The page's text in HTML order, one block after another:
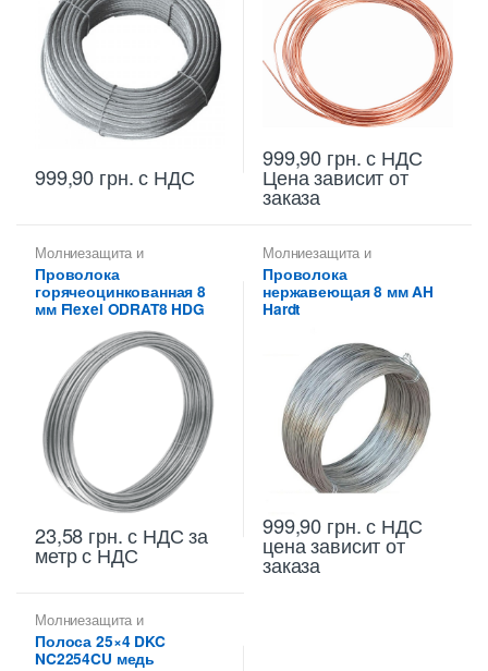
999,90 грн.с НДС
999,90 грн.с НДС
Цена зависит от
заказа
Молниезащита и
заземление,
Пруток-катанка 8 мм
Проволока
горячеоцинкованная 8
мм Flexel ODRAT8 HDG
23,58 грн.с НДС за
метр с НДС
Молниезащита и
заземление,
Пруток-катанка 8 мм
Проволока
нержавеющая 8 мм AH
Hardt
999,90 грн.с НДС
цена зависит от
заказа
Молниезащита и
заземление, Полоса
25X4,Проводники
Полоса 25×4 DKC
NC2254CU медь